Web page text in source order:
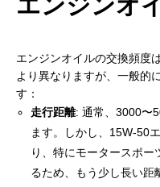
エンジンオイルの交換頻度
より異なりますが、一般的
す：
走行距離: 通常、3000〜
ます。しかし、15W-50
り、特にモータースポ
るため、もう少し長い距